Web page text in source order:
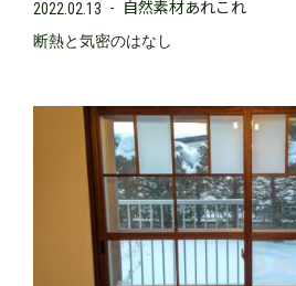
2022.02.13 自然素材あれこれ
断熱と気密のはなし